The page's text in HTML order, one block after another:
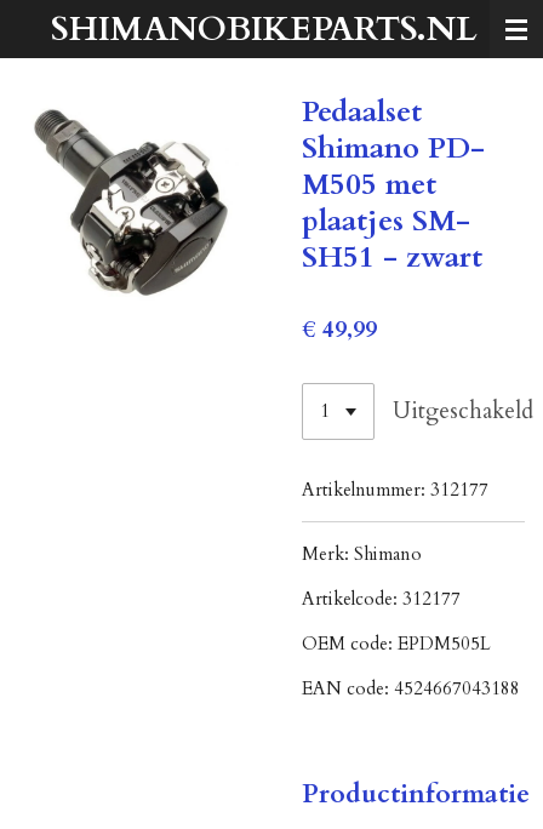
hoofdinhoud
SHIMANOBIKEPARTS.NL
Pedaalset
Shimano PD-
M505 met
plaatjes SM-
SH51 - zwart
€ 49,99
Uitgeschakeld
Artikelnummer: 312177
Merk: Shimano
Artikelcode: 312177
OEM code: EPDM505L
EAN code: 4524667043188
Productinformatie